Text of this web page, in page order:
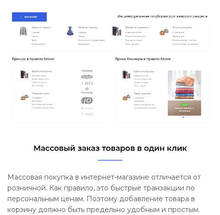
Массовая покупка в интернет-магазине отличается от
розничной. Как правило, это быстрые транзакции по
персональным ценам. Поэтому добавление товара в
корзину должно быть предельно удобным и простым.